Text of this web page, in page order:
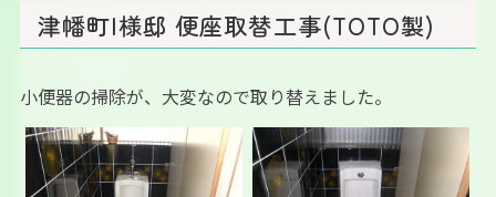
津幡町I様邸 便座取替工事(TOTO製)
小便器の掃除が、大変なので取り替えました。